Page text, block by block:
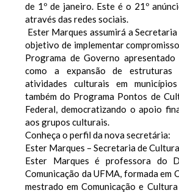
de 1º de janeiro. Este é o 21º
através das redes sociais.
Ester Marques assumirá a
objetivo de implementar
Programa de Governo
como a expansão de estruturas
atividades culturais em
também do Programa Pontos de
Federal, democratizando o apoio
aos grupos culturais.
Conheça o perfil da nova secretária:
Ester Marques – Secretaria de Cultura
Ester Marques é professora do
Comunicação da UFMA, formada em
mestrado em Comunicação e